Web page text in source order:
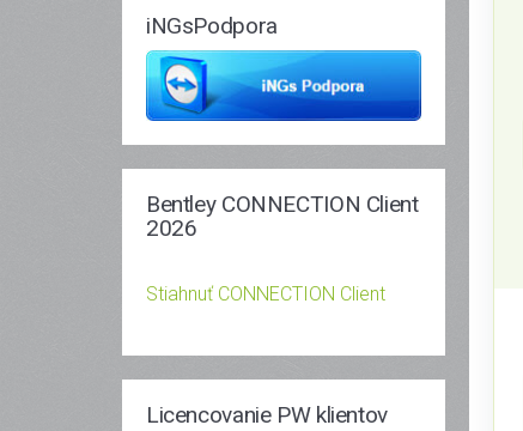
iNGsPodpora
Bentley CONNECTION Client
2026
Stiahnuť CONNECTION Client
Licencovanie PW klientov